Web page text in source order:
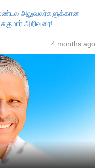
மண்டல அலுவலர்களுக்கான
அறிவுரை!
4 months ago